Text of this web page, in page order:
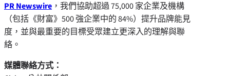
PR Newswire ，我們協助超過 75,000 家企業及機構
（包括《財富》500 強企業中的 84%）提升品牌能見
度，並與最重要的目標受眾建立更深入的理解與聯
絡。
媒體聯絡方式：